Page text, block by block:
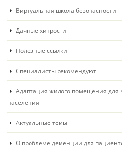
Виртуальная школа безопасности
Дачные хитрости
Полезные ссылки
Специалисты рекомендуют
Адаптация жилого помещения для
населения
Актуальные темы
О проблеме деменции для